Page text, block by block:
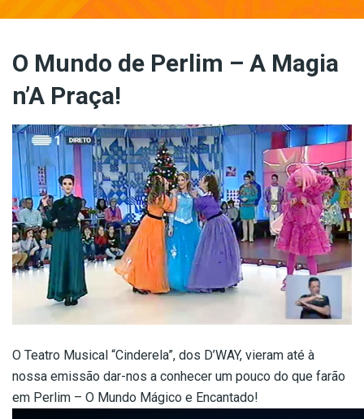
O Mundo de Perlim – A Magia
n’A Praça!
O Teatro Musical “Cinderela”, dos D’WAY, vieram até à
nossa emissão dar-nos a conhecer um pouco do que farão
em Perlim – O Mundo Mágico e Encantado!